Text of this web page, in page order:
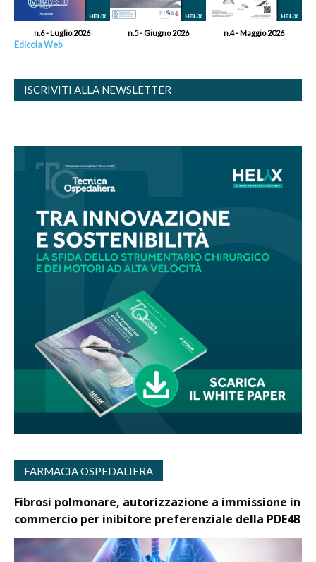
n.6 - Luglio 2026 n.5 - Giugno 2026 n.4 - Maggio 2026
Edicola Web
ISCRIVITI ALLA NEWSLETTER
FARMACIA OSPEDALIERA
Fibrosi polmonare, autorizzazione a immissione in
commercio per inibitore preferenziale della PDE4B